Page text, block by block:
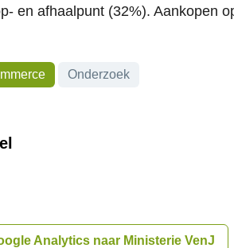
en afhaalpunt (32%). Aankopen
Onderzoek
Analytics naar Ministerie VenJ